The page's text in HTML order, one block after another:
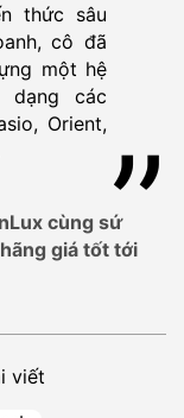
thức sâu
cô đã
một hệ
dạng các
Orient,
cùng sứ
giá tốt tới
viết